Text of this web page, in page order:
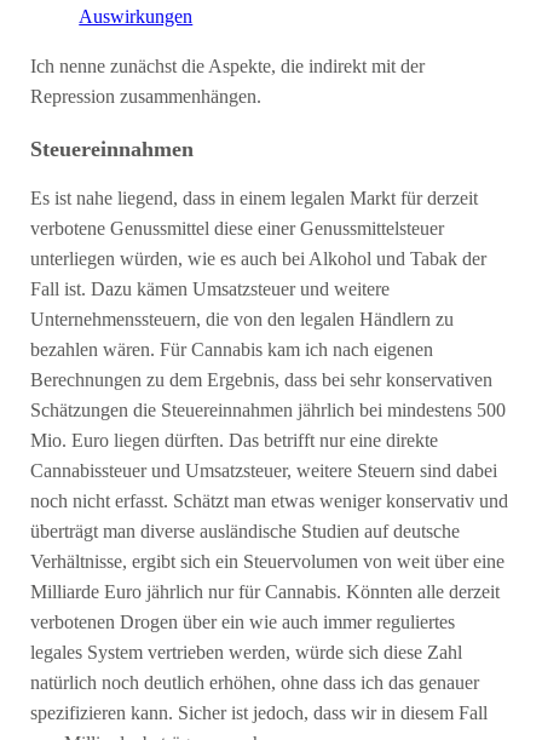
Auswirkungen
Ich nenne zunächst die Aspekte, die indirekt mit der
Repression zusammenhängen.
Steuereinnahmen
Es ist nahe liegend, dass in einem legalen Markt für derzeit
verbotene Genussmittel diese einer Genussmittelsteuer
unterliegen würden, wie es auch bei Alkohol und Tabak der
Fall ist. Dazu kämen Umsatzsteuer und weitere
Unternehmenssteuern, die von den legalen Händlern zu
bezahlen wären. Für Cannabis kam ich nach eigenen
Berechnungen zu dem Ergebnis, dass bei sehr konservativen
Schätzungen die Steuereinnahmen jährlich bei mindestens 500
Mio. Euro liegen dürften. Das betrifft nur eine direkte
Cannabissteuer und Umsatzsteuer, weitere Steuern sind dabei
noch nicht erfasst. Schätzt man etwas weniger konservativ und
überträgt man diverse ausländische Studien auf deutsche
Verhältnisse, ergibt sich ein Steuervolumen von weit über eine
Milliarde Euro jährlich nur für Cannabis. Könnten alle derzeit
verbotenen Drogen über ein wie auch immer reguliertes
legales System vertrieben werden, würde sich diese Zahl
natürlich noch deutlich erhöhen, ohne dass ich das genauer
spezifizieren kann. Sicher ist jedoch, dass wir in diesem Fall